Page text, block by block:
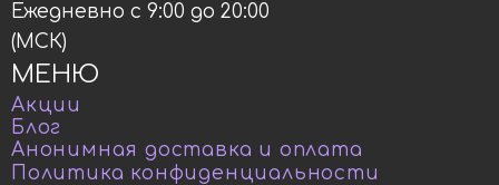
МЕНЮ
Акции
Блог
Анонимная доставка и оплата
Политика конфиденциальности
Ежедневно с 9:00 до 20:00
(МСК)